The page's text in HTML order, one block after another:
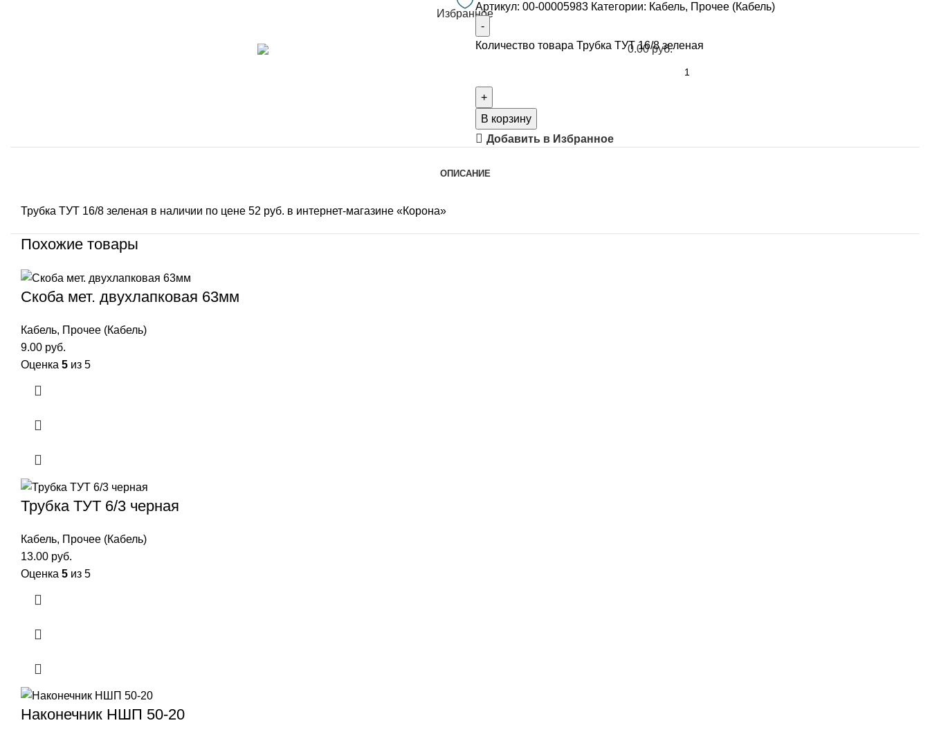
Избранное
0.00руб.
Артикул: 00-00005983 Категории: Кабель, Прочее (Кабель)
Количество товара Трубка ТУТ 16/8 зеленая
В корзину
Добавить в Избранное
ОПИСАНИЕ
Трубка ТУТ 16/8 зеленая в наличии по цене 52 руб. в интернет-магазине «Корона»
Похожие товары
Скоба мет. двухлапковая 63мм
Кабель, Прочее (Кабель)
9.00 руб.
Оценка 5 из 5
Трубка ТУТ 6/3 черная
Кабель, Прочее (Кабель)
13.00 руб.
Оценка 5 из 5
Наконечник НШП 50-20